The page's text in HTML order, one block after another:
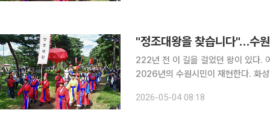
222년 전 이 길을 걸었던 왕이 있다.
2026년의 수원시민이 재현한다. 화
왕과 혜경궁 홍씨 역을 맡을 시민을 5
2026-05-04 08:18